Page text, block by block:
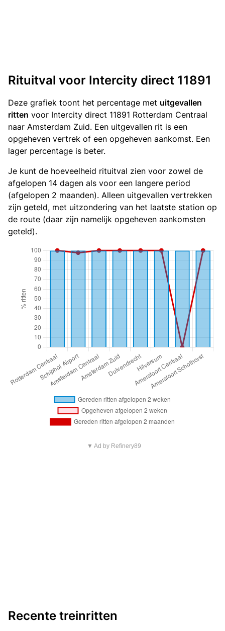
Rituitval voor Intercity direct 11891
Deze grafiek toont het percentage met uitgevallen
ritten voor Intercity direct 11891 Rotterdam Centraal
naar Amsterdam Zuid. Een uitgevallen rit is een
opgeheven vertrek of een opgeheven aankomst. Een
lager percentage is beter.
Je kunt de hoeveelheid rituitval zien voor zowel de
afgelopen 14 dagen als voor een langere period
(afgelopen 2 maanden). Alleen uitgevallen vertrekken
zijn geteld, met uitzondering van het laatste station op
de route (daar zijn namelijk opgeheven aankomsten
geteld).
▼ Ad by Refinery89
Recente treinritten